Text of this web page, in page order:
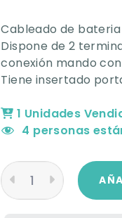
Cableado de
Dispone de 2
conexión mando
Tiene insertado
1 Unidades
4 personas